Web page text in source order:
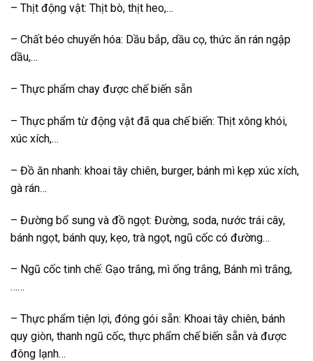
– Thịt động vật: Thịt bò, thịt heo,…
– Chất béo chuyển hóa: Dầu bắp, dầu cọ, thức ăn rán ngập
dầu,…
– Thực phẩm chay được chế biến sẵn
– Thực phẩm từ động vật đã qua chế biến: Thịt xông khói,
xúc xích,…
– Đồ ăn nhanh: khoai tây chiên, burger, bánh mì kẹp xúc xích,
gà rán…
– Đường bổ sung và đồ ngọt: Đường, soda, nước trái cây,
bánh ngọt, bánh quy, kẹo, trà ngọt, ngũ cốc có đường…
– Ngũ cốc tinh chế: Gạo trắng, mì ống trắng, Bánh mì trắng,
……
– Thực phẩm tiện lợi, đóng gói sẵn: Khoai tây chiên, bánh
quy giòn, thanh ngũ cốc, thực phẩm chế biến sẵn và được
đông lạnh…